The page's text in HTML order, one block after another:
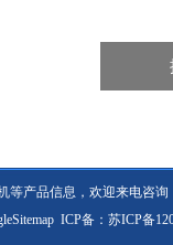
等产品信息，欢迎来电咨询
ICP备： 苏ICP备